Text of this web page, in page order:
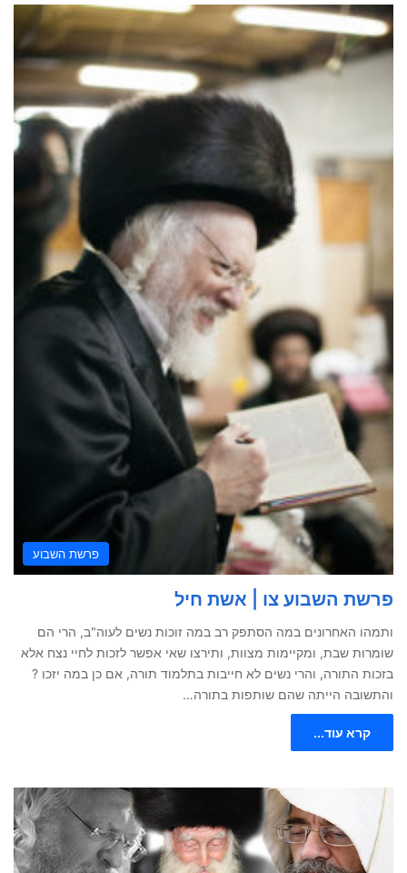
פרשת השבוע
פרשת השבוע צו | אשת חיל
ותמהו האחרונים במה הסתפק רב במה זוכות נשים לעוה"ב, הרי הם
שומרות שבת, ומקיימות מצוות, ותירצו שאי אפשר לזכות לחיי נצח אלא
בזכות התורה, והרי נשים לא חייבות בתלמוד תורה, אם כן במה יזכו ?
והתשובה הייתה שהם שותפות בתורה…
קרא עוד...